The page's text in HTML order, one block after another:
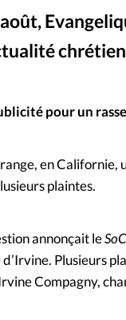
pour un
en
plaintes.
annonçait le
d’Irvine. Plusieurs
Compagny,